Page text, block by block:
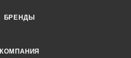
БРЕНДЫ
КОМПАНИЯ